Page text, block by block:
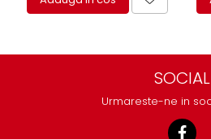
SOCIAL
Urmareste-ne in